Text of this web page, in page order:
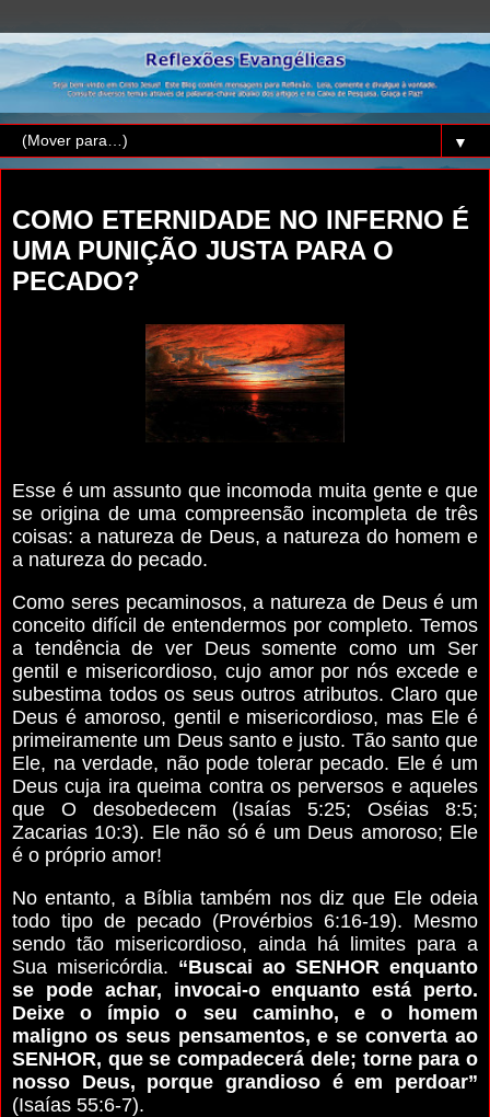
▼
COMO ETERNIDADE NO INFERNO É
UMA PUNIÇÃO JUSTA PARA O
PECADO?
Esse é um assunto que incomoda muita gente e que
se origina de uma compreensão incompleta de três
coisas: a natureza de Deus, a natureza do homem e
a natureza do pecado.
Como seres pecaminosos, a natureza de Deus é um
conceito difícil de entendermos por completo. Temos
a tendência de ver Deus somente como um Ser
gentil e misericordioso, cujo amor por nós excede e
subestima todos os seus outros atributos. Claro que
Deus é amoroso, gentil e misericordioso, mas Ele é
primeiramente um Deus santo e justo. Tão santo que
Ele, na verdade, não pode tolerar pecado. Ele é um
Deus cuja ira queima contra os perversos e aqueles
que O desobedecem (Isaías 5:25; Oséias 8:5;
Zacarias 10:3). Ele não só é um Deus amoroso; Ele
é o próprio amor!
No entanto, a Bíblia também nos diz que Ele odeia
todo tipo de pecado (Provérbios 6:16-19). Mesmo
sendo tão misericordioso, ainda há limites para a
Sua misericórdia. “Buscai ao SENHOR enquanto
se pode achar, invocai-o enquanto está perto.
Deixe o ímpio o seu caminho, e o homem
maligno os seus pensamentos, e se converta ao
SENHOR, que se compadecerá dele; torne para o
nosso Deus, porque grandioso é em perdoar”
(Isaías 55:6-7).